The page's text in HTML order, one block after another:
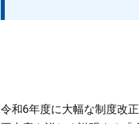
令和6年度に大幅な制度改